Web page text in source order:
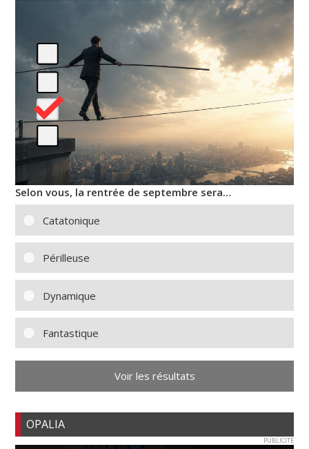
Selon vous, la rentrée de septembre sera…
Catatonique
Périlleuse
Dynamique
Fantastique
Voir les résultats
OPALIA
PUBLICITE